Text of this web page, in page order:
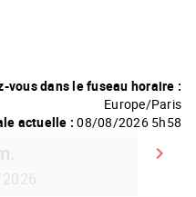
vous dans le fuseau horaire :
Europe/Paris
actuelle : 08/08/2026 5h58
keyboard_arrow_right